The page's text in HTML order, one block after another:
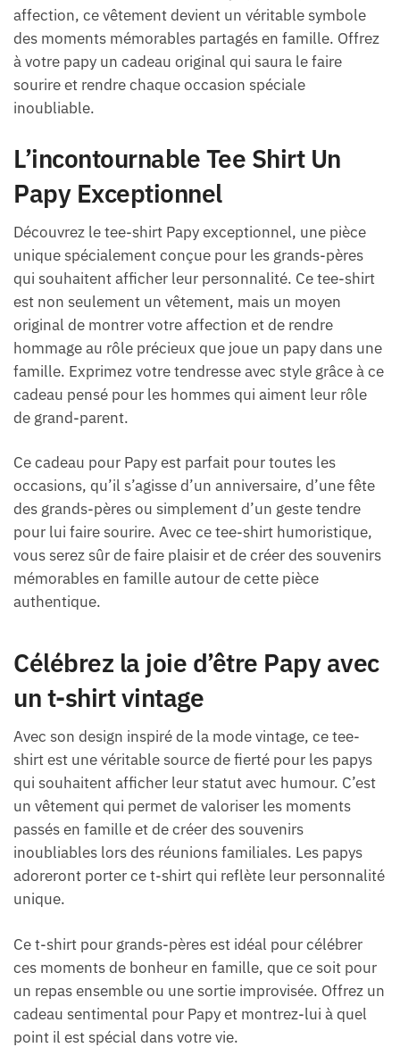
affection, ce vêtement devient un véritable symbole
des moments mémorables partagés en famille. Offrez
à votre papy un cadeau original qui saura le faire
sourire et rendre chaque occasion spéciale
inoubliable.
L’incontournable Tee Shirt Un
Papy Exceptionnel
Découvrez le tee-shirt Papy exceptionnel, une pièce
unique spécialement conçue pour les grands-pères
qui souhaitent afficher leur personnalité. Ce tee-shirt
est non seulement un vêtement, mais un moyen
original de montrer votre affection et de rendre
hommage au rôle précieux que joue un papy dans une
famille. Exprimez votre tendresse avec style grâce à ce
cadeau pensé pour les hommes qui aiment leur rôle
de grand-parent.
Ce cadeau pour Papy est parfait pour toutes les
occasions, qu’il s’agisse d’un anniversaire, d’une fête
des grands-pères ou simplement d’un geste tendre
pour lui faire sourire. Avec ce tee-shirt humoristique,
vous serez sûr de faire plaisir et de créer des souvenirs
mémorables en famille autour de cette pièce
authentique.
Célébrez la joie d’être Papy avec
un t-shirt vintage
Avec son design inspiré de la mode vintage, ce tee-
shirt est une véritable source de fierté pour les papys
qui souhaitent afficher leur statut avec humour. C’est
un vêtement qui permet de valoriser les moments
passés en famille et de créer des souvenirs
inoubliables lors des réunions familiales. Les papys
adoreront porter ce t-shirt qui reflète leur personnalité
unique.
Ce t-shirt pour grands-pères est idéal pour célébrer
ces moments de bonheur en famille, que ce soit pour
un repas ensemble ou une sortie improvisée. Offrez un
cadeau sentimental pour Papy et montrez-lui à quel
point il est spécial dans votre vie.